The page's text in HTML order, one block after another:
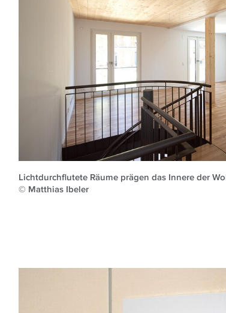
Lichtdurchflutete Räume prägen das Innere der
© Matthias Ibeler